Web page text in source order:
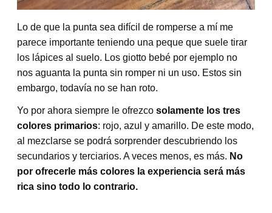
Lo de que la punta sea difícil de romperse a mí me
parece importante teniendo una peque que suele tirar
los lápices al suelo. Los giotto bebé por ejemplo no
nos aguanta la punta sin romper ni un uso. Estos sin
embargo, todavía no se han roto.
Yo por ahora siempre le ofrezco solamente los tres
colores primarios: rojo, azul y amarillo. De este modo,
al mezclarse se podrá sorprender descubriendo los
secundarios y terciarios. A veces menos, es más. No
por ofrecerle más colores la experiencia será más
rica sino todo lo contrario.